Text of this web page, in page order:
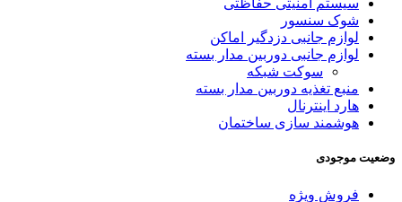
سیستم امنیتی حفاظتی
شوک سنسور
لوازم جانبی دزدگیر اماکن
لوازم جانبی دوربین مدار بسته
سوکت شبکه
منبع تغذیه دوربین مدار بسته
هارد اینترنال
هوشمند سازی ساختمان
وضعیت موجودی
فروش ویژه